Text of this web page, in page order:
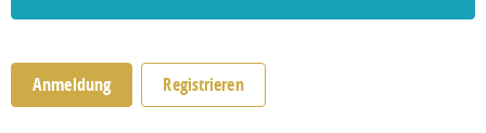
Anmeldung Registrieren